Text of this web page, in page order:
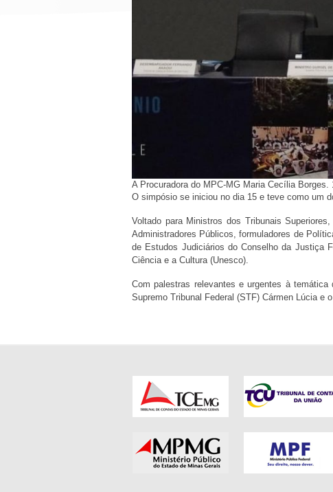
A Procuradora do MPC-MG Maria Cecília
O simpósio se iniciou no dia 15 e teve como um
Voltado para Ministros dos Tribunais
Administradores Públicos, formuladores de
de Estudos Judiciários do Conselho da Justiça
Ciência e a Cultura (Unesco).
Com palestras relevantes e urgentes à
Supremo Tribunal Federal (STF) Cármen Lúcia e